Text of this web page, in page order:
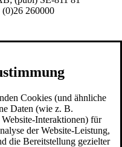
(0)26 260000
Cookies (und ähnliche
Daten (wie z. B.
Interaktionen) für
der Website-Leistung,
die Bereitstellung gezielter